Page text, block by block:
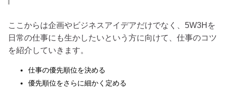
ここからは企画やビジネスアイデアだけでなく、5W3Hを
日常の仕事にも生かしたいという方に向けて、仕事のコツ
を紹介していきます。
仕事の優先順位を決める
優先順位をさらに細かく定める